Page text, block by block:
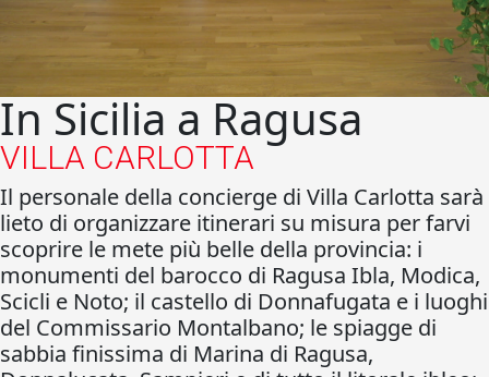
In Sicilia a Ragusa
VILLA CARLOTTA
Il personale della concierge di Villa Carlotta sarà
lieto di organizzare itinerari su misura per farvi
scoprire le mete più belle della provincia: i
monumenti del barocco di Ragusa Ibla, Modica,
Scicli e Noto; il castello di Donnafugata e i luoghi
del Commissario Montalbano; le spiagge di
sabbia finissima di Marina di Ragusa,